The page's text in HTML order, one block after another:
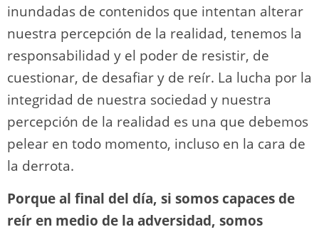
inundadas de contenidos que intentan alterar
nuestra percepción de la realidad, tenemos la
responsabilidad y el poder de resistir, de
cuestionar, de desafiar y de reír. La lucha por la
integridad de nuestra sociedad y nuestra
percepción de la realidad es una que debemos
pelear en todo momento, incluso en la cara de
la derrota.
Porque al final del día, si somos capaces de
reír en medio de la adversidad, somos